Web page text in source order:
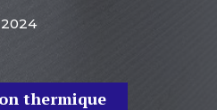
thermique